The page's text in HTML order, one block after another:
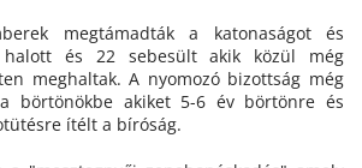
megtámadták a katonaságot és
és 22 sebesült akik közül még
meghaltak. A nyomozó bizottság még
börtönökbe akiket 5-6 év börtönre és
ítélt a bíróság.